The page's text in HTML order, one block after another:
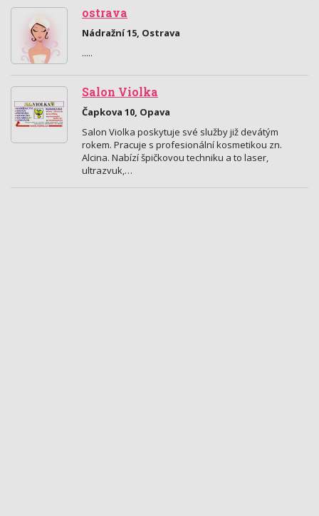
ostrava
Nádražní 15, Ostrava
.....
Salon Violka
Čapkova 10, Opava
Salon Violka poskytuje své služby již devátým
rokem. Pracuje s profesionální kosmetikou zn.
Alcina. Nabízí špičkovou techniku a to laser,
ultrazvuk,…